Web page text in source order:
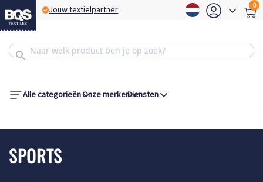
Jouw textielpartner 0
Alle categorieënOnze merkenDiensten
SPORTS